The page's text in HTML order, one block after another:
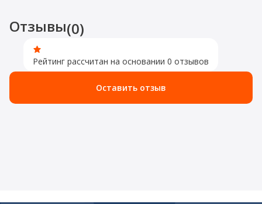
Отзывы(0)
Рейтинг рассчитан на основании 0 отзывов
Оставить отзыв